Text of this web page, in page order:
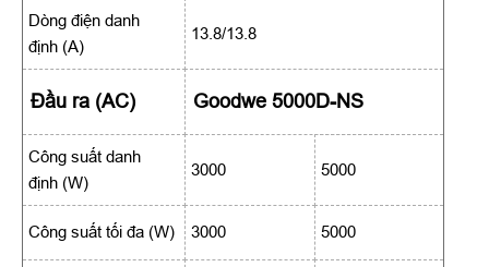
Dòng điện danh
định (A)
13.8/13.8
Đầu ra (AC) Goodwe 5000D-NS
Công suất danh
định (W)
3000 5000
Công suất tối đa (W) 3000 5000